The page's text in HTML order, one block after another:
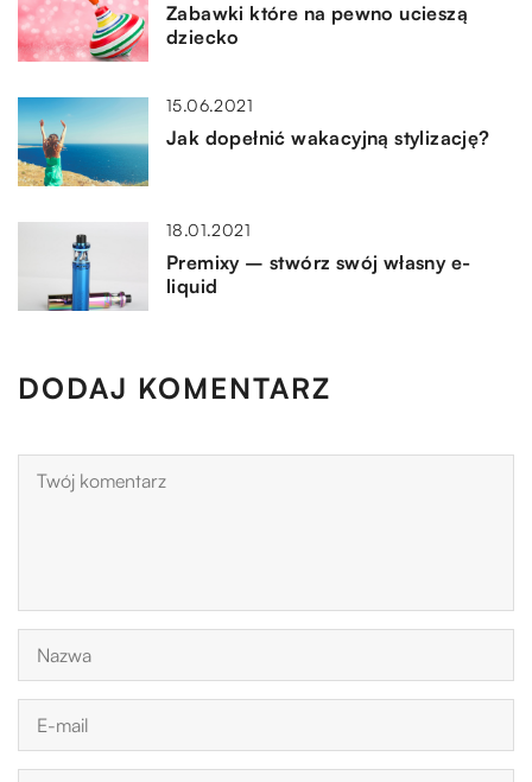
Zabawki które na pewno ucieszą
dziecko
15.06.2021
Jak dopełnić wakacyjną stylizację?
18.01.2021
Premixy – stwórz swój własny e-
liquid
DODAJ KOMENTARZ